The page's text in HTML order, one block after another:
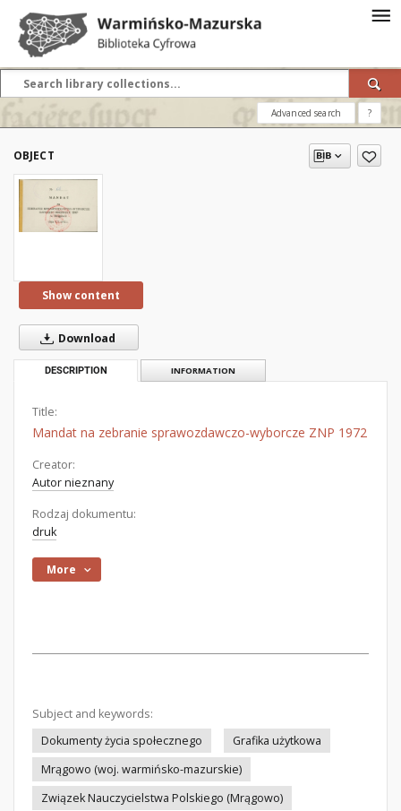
Advanced search ?
OBJECT
Show content
Download
DESCRIPTION INFORMATION
Title:
Mandat na zebranie sprawozdawczo-wyborcze ZNP 1972
Creator:
Autor nieznany
Rodzaj dokumentu:
druk
More
Subject and keywords:
Dokumenty życia społecznego
Grafika użytkowa
Mrągowo (woj. warmińsko-mazurskie)
Związek Nauczycielstwa Polskiego (Mrągowo)